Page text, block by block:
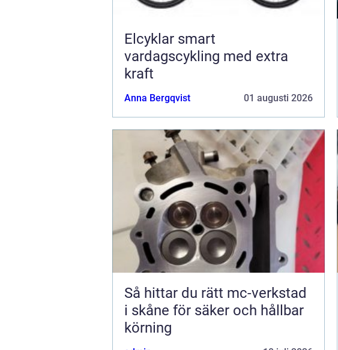
Elcyklar smart
vardagscykling med extra
kraft
Anna Bergqvist 01 augusti 2026
Så hittar du rätt mc-verkstad
i skåne för säker och hållbar
körning